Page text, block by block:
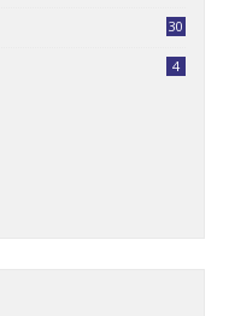
30
4